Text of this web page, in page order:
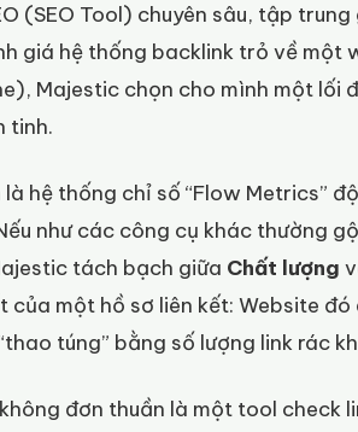
(SEO Tool) chuyên sâu, tập trung
giá hệ thống backlink trỏ về một
Majestic chọn cho mình một lối
tinh.
hệ thống chỉ số “Flow Metrics”
như các công cụ khác thường
tách bạch giữa Chất lượng
của một hồ sơ liên kết: Website
túng” bằng số lượng link rác
đơn thuần là một tool check